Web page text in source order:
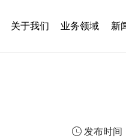
关于我们 业务领域 新
 发布时间